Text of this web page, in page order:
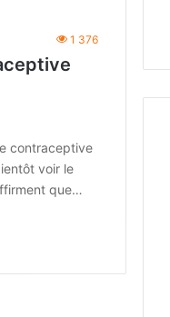
1 376
contraceptive
voir le
que…